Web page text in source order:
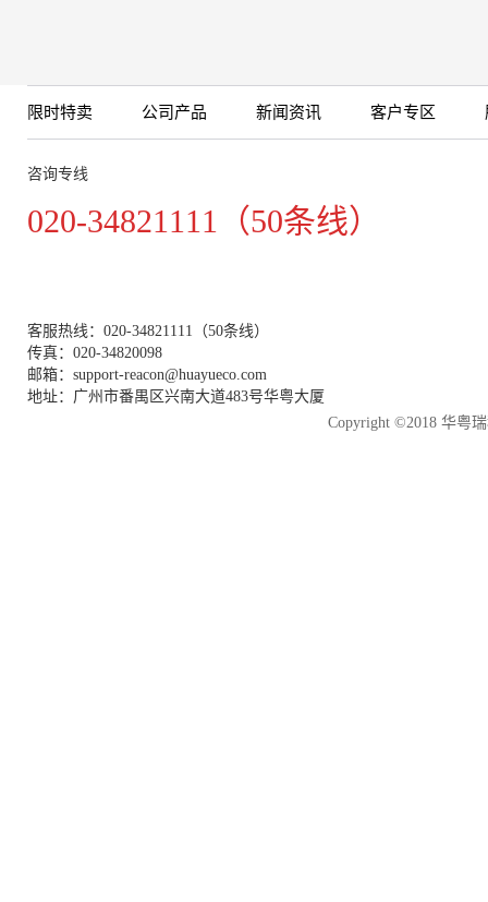
限时特卖 公司产品 新闻资讯 客户专区
咨询专线
020-34821111（50条线）
客服热线：020-34821111（50条线）
传真：020-34820098
邮箱：support-reacon@huayueco.com
地址：广州市番禺区兴南大道483号华粤大厦
Copyright ©2018 华粤